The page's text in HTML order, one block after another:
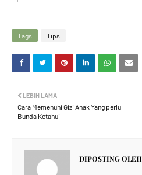
Tags Tips
LEBIH LAMA
Cara Memenuhi Gizi Anak Yang perlu
Bunda Ketahui
DIPOSTING OLEH